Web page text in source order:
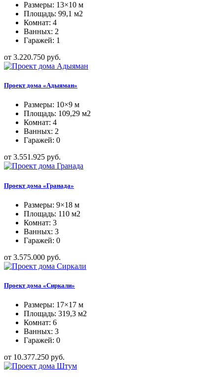
Размеры: 13×10 м
Площадь: 99,1 м2
Комнат: 4
Ванных: 2
Гаражей: 1
от 3.220.750 руб.
Проект дома «Адыяман»
Размеры: 10×9 м
Площадь: 109,29 м2
Комнат: 4
Ванных: 2
Гаражей: 0
от 3.551.925 руб.
Проект дома «Гранада»
Размеры: 9×18 м
Площадь: 110 м2
Комнат: 3
Ванных: 3
Гаражей: 0
от 3.575.000 руб.
Проект дома «Сиркали»
Размеры: 17×17 м
Площадь: 319,3 м2
Комнат: 6
Ванных: 3
Гаражей: 0
от 10.377.250 руб.